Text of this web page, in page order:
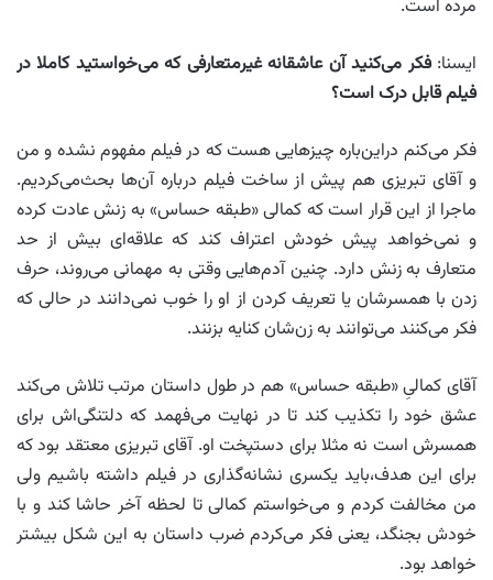
مرده است.
ایسنا:فکر می‌کنید آن عاشقانه غیرمتعارفی که می‌خواستید کاملا در
فیلم قابل درک است؟
فکر می‌کنم دراین‌باره چیزهایی هست که در فیلم مفهوم نشده و من
و آقای تبریزی هم پیش از ساخت فیلم درباره آن‌ها بحث‌می‌کردیم.
ماجرا از این قرار است که کمالی «طبقه حساس» به زنش عادت کرده
و نمی‌خواهد پیش خودش اعتراف کند که علاقه‌ای بیش از حد
متعارف به زنش دارد. چنین آدم‌هایی وقتی به مهمانی می‌روند، حرف
زدن با همسرشان یا تعریف کردن از او را خوب نمی‌دانند در حالی که
فکر می‌کنند می‌توانند به زن‌شان کنایه بزنند.
آقای کمالیِ «طبقه حساس» هم در طول داستان مرتب تلاش می‌کند
عشق خود را تکذیب کند تا در نهایت می‌فهمد که دلتنگی‌اش برای
همسرش است نه مثلا برای دستپخت او. آقای تبریزی معتقد بود که
برای این هدف،باید یکسری نشانه‌گذاری در فیلم داشته باشیم ولی
من مخالفت کردم و می‌خواستم کمالی تا لحظه آخر حاشا کند و با
خودش بجنگد، یعنی فکر می‌کردم ضرب داستان به این شکل بیشتر
خواهد بود.